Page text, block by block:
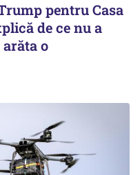
pentru Casa
de ce nu a
o